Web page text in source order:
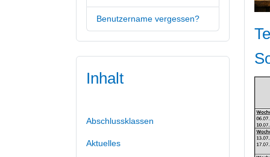
Benutzername vergessen?
Inhalt
Abschlussklassen
Aktuelles